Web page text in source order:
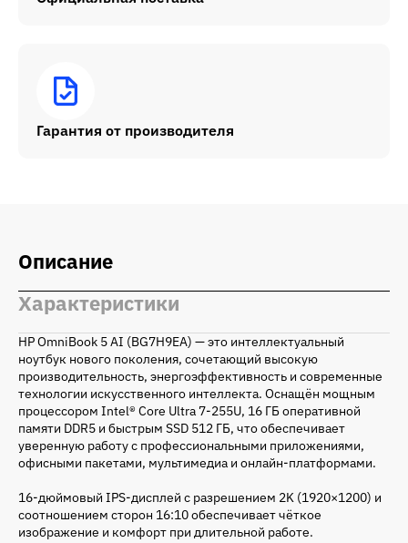
Гарантия от производителя
Описание
Характеристики
HP OmniBook 5 AI (BG7H9EA) — это интеллектуальный
ноутбук нового поколения, сочетающий высокую
производительность, энергоэффективность и современные
технологии искусственного интеллекта. Оснащён мощным
процессором Intel® Core Ultra 7-255U, 16 ГБ оперативной
памяти DDR5 и быстрым SSD 512 ГБ, что обеспечивает
уверенную работу с профессиональными приложениями,
офисными пакетами, мультимедиа и онлайн-платформами.
16-дюймовый IPS-дисплей с разрешением 2K (1920×1200) и
соотношением сторон 16:10 обеспечивает чёткое
изображение и комфорт при длительной работе.